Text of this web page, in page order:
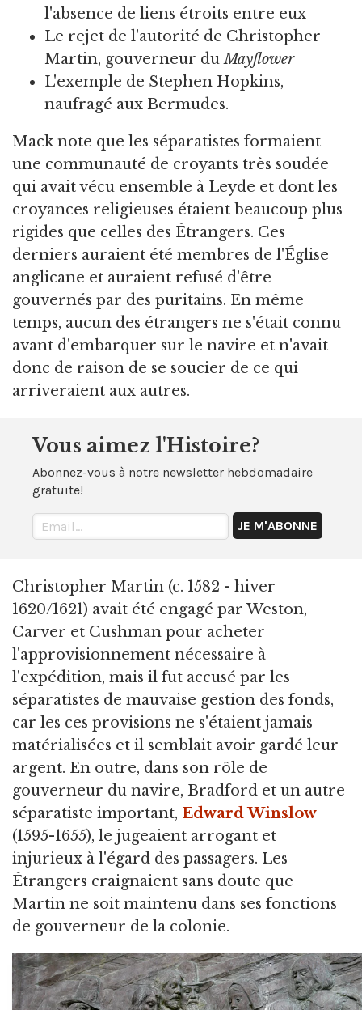
l'absence de liens étroits entre eux
Le rejet de l'autorité de Christopher
Martin, gouverneur duMayflower
L'exemple de Stephen Hopkins,
naufragé aux Bermudes.
Mack note que les séparatistes formaient
une communauté de croyants très soudée
qui avait vécu ensemble à Leyde et dont les
croyances religieuses étaient beaucoup plus
rigides que celles des Étrangers. Ces
derniers auraient été membres de l'Église
anglicane et auraient refusé d'être
gouvernés par des puritains. En même
temps, aucun des étrangers ne s'était connu
avant d'embarquer sur le navire et n'avait
donc de raison de se soucier de ce qui
arriveraient aux autres.
Vous aimez l'Histoire?
Abonnez-vous à notre newsletter hebdomadaire
gratuite!
Christopher Martin (c. 1582 - hiver
1620/1621) avait été engagé par Weston,
Carver et Cushman pour acheter
l'approvisionnement nécessaire à
l'expédition, mais il fut accusé par les
séparatistes de mauvaise gestion des fonds,
car les ces provisions ne s'étaient jamais
matérialisées et il semblait avoir gardé leur
argent. En outre, dans son rôle de
gouverneur du navire, Bradford et un autre
séparatiste important, Edward Winslow
(1595-1655), le jugeaient arrogant et
injurieux à l'égard des passagers. Les
Étrangers craignaient sans doute que
Martin ne soit maintenu dans ses fonctions
de gouverneur de la colonie.